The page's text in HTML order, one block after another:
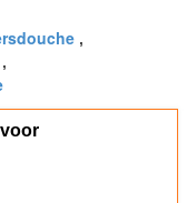
,
,